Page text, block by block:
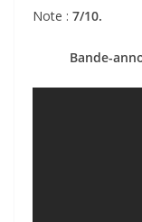
Note : 7/10.
Bande-